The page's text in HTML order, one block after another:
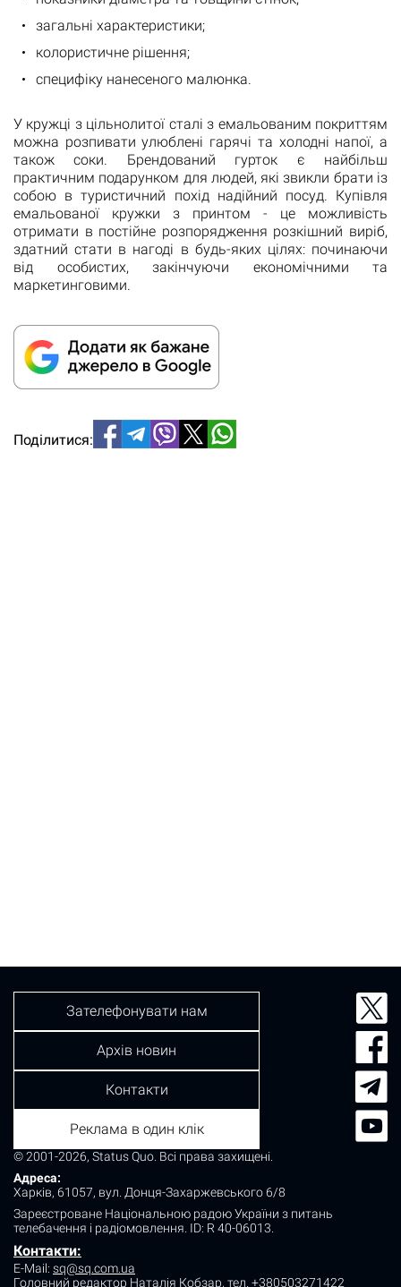
загальні характеристики;
колористичне рішення;
специфіку нанесеного малюнка.
У кружці з цільнолитої сталі з емальованим покриттям
можна розпивати улюблені гарячі та холодні напої, а
також соки. Брендований гурток є найбільш
практичним подарунком для людей, які звикли брати із
собою в туристичний похід надійний посуд. Купівля
емальованої кружки з принтом - це можливість
отримати в постійне розпорядження розкішний виріб,
здатний стати в нагоді в будь-яких цілях: починаючи
від особистих, закінчуючи економічними та
маркетинговими.
Поділитися:
© 2001-2026, Status Quo. Всі права захищені.
Адреса:
Харків, 61057, вул. Донця-Захаржевського 6/8
Зареєстроване Національною радою України з питань
телебачення і радіомовлення. ID: R 40-06013.
Контакти:
E-Mail: sq@sq.com.ua
Головний редактор Наталія Кобзар, тел. +380503271422
Зателефонувати нам
Архів новин
Контакти
Реклама в один клік